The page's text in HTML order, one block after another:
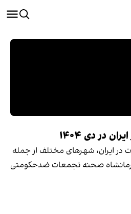
در دی ۱۴۰۴
در ایران، شهرهای مختلف از جمله
کرمانشاه صحنه تجمعات ضدحکومتی